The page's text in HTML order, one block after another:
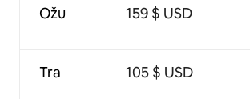
Ožu
Tra
159 $ USD
105 $ USD